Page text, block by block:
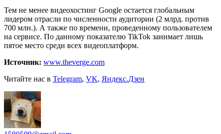
Тем не менее видеохостинг Google остается глобальным
лидером отрасли по численности аудитории (2 млрд. против
700 млн.). А также по времени, проведенному пользователем
на сервисе. По данному показателю TikTok занимает лишь
пятое место среди всех видеоплатформ.
Источник: www.theverge.com
Читайте нас в Telegram, VK, Яндекс.Дзен